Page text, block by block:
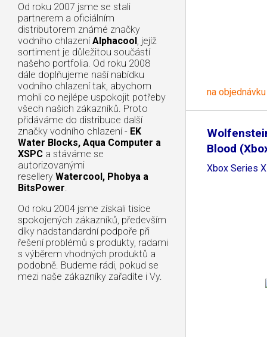
Od roku 2007 jsme se stali
partnerem a oficiálním
distributorem známé značky
vodního chlazení Alphacool, jejíž
sortiment je důležitou součástí
našeho portfolia. Od roku 2008
dále doplňujeme naší nabídku
vodního chlazení tak, abychom
mohli co nejlépe uspokojit potřeby
všech našich zákazníků. Proto
přidáváme do distribuce další
značky vodního chlazení - EK
Water Blocks, Aqua Computer a
XSPC a stáváme se
autorizovanými
resellery Watercool, Phobya a
BitsPower.
Od roku 2004 jsme získali tisíce
spokojených zákazníků, především
díky nadstandardní podpoře při
řešení problémů s produkty, radami
s výběrem vhodných produktů a
podobně. Budeme rádi, pokud se
mezi naše zákazníky zařadíte i Vy.
na objednávku
Blood
Xbox Series